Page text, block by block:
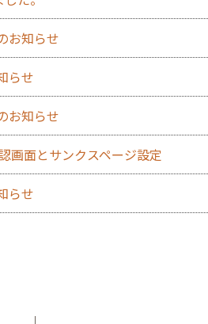
お知らせ
らせ
お知らせ
画面とサンクスページ設定
らせ